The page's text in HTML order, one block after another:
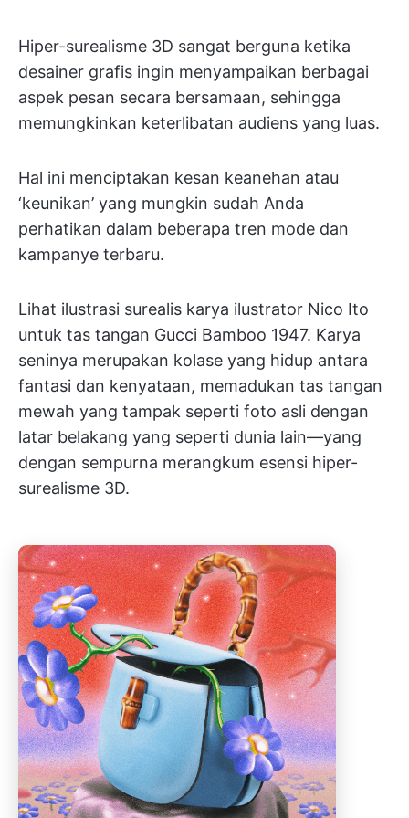
Hiper-surealisme 3D sangat berguna ketika
desainer grafis ingin menyampaikan berbagai
aspek pesan secara bersamaan, sehingga
memungkinkan keterlibatan audiens yang luas.
Hal ini menciptakan kesan keanehan atau
‘keunikan’ yang mungkin sudah Anda
perhatikan dalam beberapa tren mode dan
kampanye terbaru.
Lihat ilustrasi surealis karya ilustrator Nico Ito
untuk tas tangan Gucci Bamboo 1947. Karya
seninya merupakan kolase yang hidup antara
fantasi dan kenyataan, memadukan tas tangan
mewah yang tampak seperti foto asli dengan
latar belakang yang seperti dunia lain—yang
dengan sempurna merangkum esensi hiper-
surealisme 3D.